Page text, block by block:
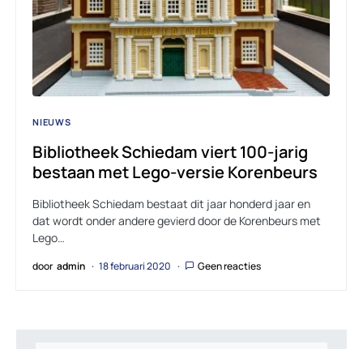
NIEUWS
Bibliotheek Schiedam viert 100-jarig
bestaan met Lego-versie Korenbeurs
Bibliotheek Schiedam bestaat dit jaar honderd jaar en
dat wordt onder andere gevierd door de Korenbeurs met
Lego…
door admin 18 februari 2020 Geen reacties